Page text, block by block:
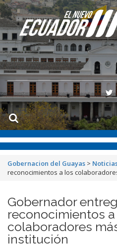
Gobernacion del Guayas >
reconocimientos a los
Gobernador
reconocimientos
colaboradores
institución